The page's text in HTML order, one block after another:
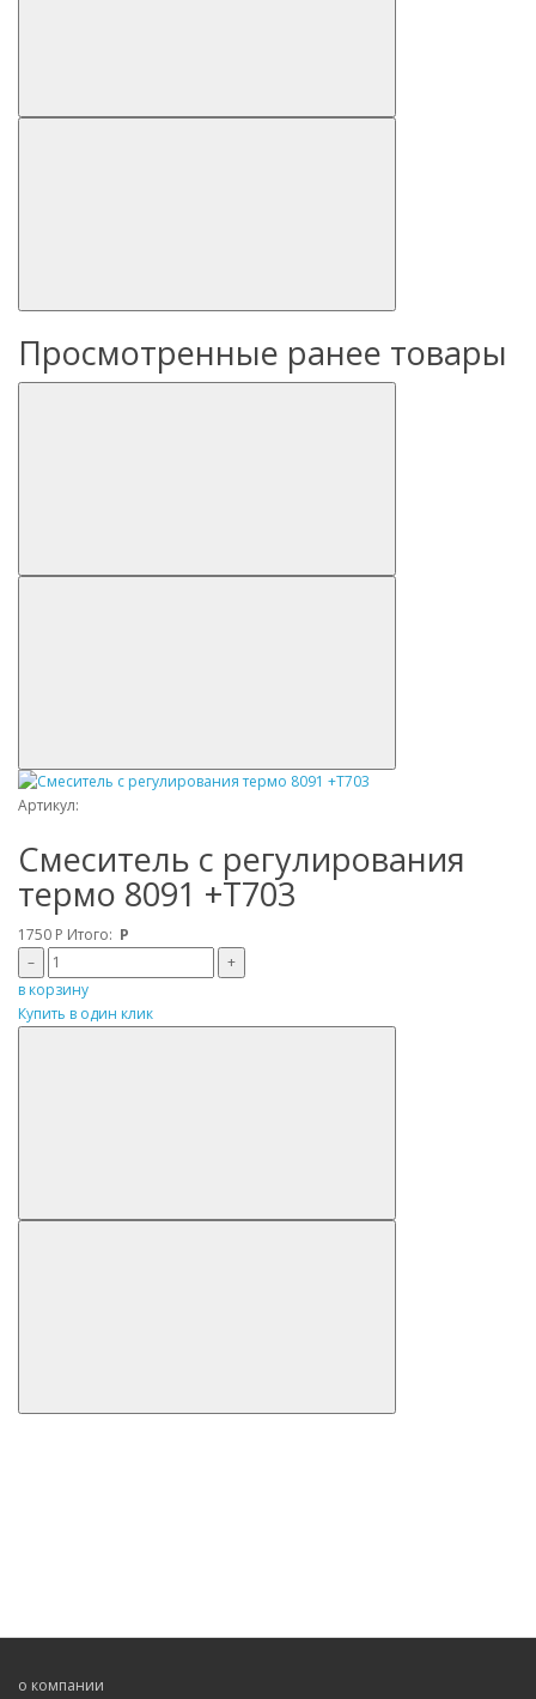
Просмотренные ранее товары
Артикул:
Смеситель с регулирования
термо 8091 +T703
1750 Р Итого: Р
–
+
в корзину
Купить в один клик
о компании